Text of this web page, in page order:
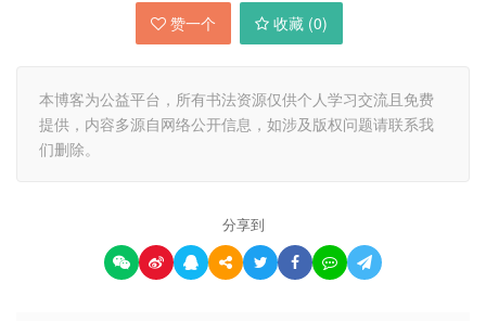
赞一个 收藏 (0)
本博客为公益平台，所有书法资源仅供个人学习交流且免费
提供，内容多源自网络公开信息，如涉及版权问题请联系我
们删除。
分享到